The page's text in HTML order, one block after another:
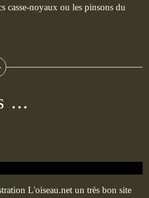
casse-noyaux ou les pinsons du
...
L'oiseau.net un très bon site